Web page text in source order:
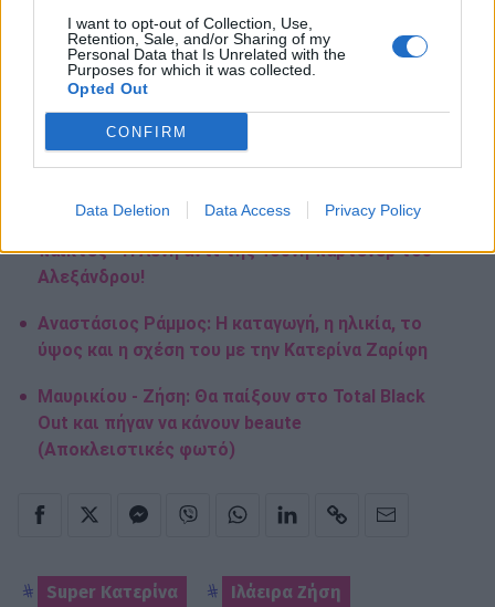
I want to opt-out of Collection, Use,
Retention, Sale, and/or Sharing of my
Personal Data that Is Unrelated with the
Purposes for which it was collected.
Opted Out
CONFIRM
Data Deletion Data Access Privacy Policy
ασχολήθηκε μαζί μας η σπουδαία κυρία Έλενα
Ακρίτα».
Δείτε το βίντεο παραπάνω...
Διαβάστε επίσης:
Total BlackOut: Η πρεμιέρα και οι επώνυμοι
παίκτες - Η Λένη αντί της Τούνη παρτενέρ του
Αλεξάνδρου!
Αναστάσιος Ράμμος: Η καταγωγή, η ηλικία, το
ύψος και η σχέση του με την Κατερίνα Ζαρίφη
Μαυρικίου - Ζήση: Θα παίξουν στο Total Black
Out και πήγαν να κάνουν beaute
(Αποκλειστικές φωτό)
Super Κατερίνα Ιλάειρα Ζήση